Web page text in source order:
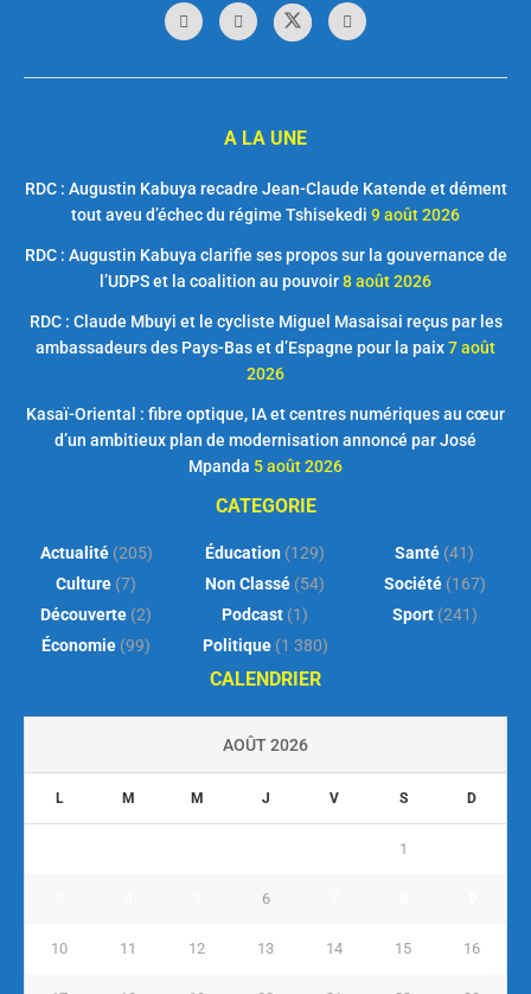
A LA UNE
RDC : Augustin Kabuya recadre Jean-Claude Katende et dément
tout aveu d’échec du régime Tshisekedi 9 août 2026
RDC : Augustin Kabuya clarifie ses propos sur la gouvernance de
l’UDPS et la coalition au pouvoir8 août 2026
RDC : Claude Mbuyi et le cycliste Miguel Masaisai reçus par les
ambassadeurs des Pays-Bas et d’Espagne pour la paix7 août
2026
Kasaï-Oriental : fibre optique, IA et centres numériques au cœur
d’un ambitieux plan de modernisation annoncé par José
Mpanda 5 août 2026
CATEGORIE
Actualité(205)
Culture (7)
Découverte (2)
Économie (99)
Éducation (129)
Non Classé (54)
Podcast (1)
Politique(1 380)
Santé (41)
Société(167)
Sport(241)
CALENDRIER
AOÛT 2026
L M M J V S D
1
6
10 11 12 13 14 15 16